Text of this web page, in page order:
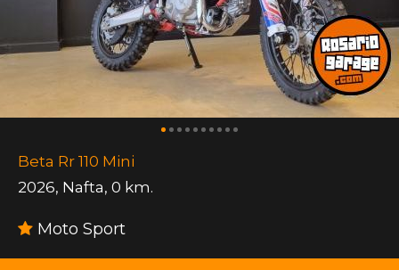
Beta Rr 110 Mini
2026, Nafta, 0 km.
Moto Sport